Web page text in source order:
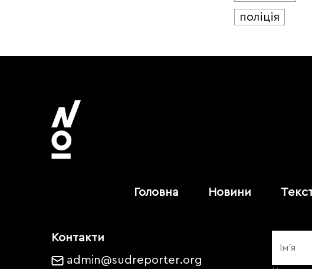
поліція
Головна Новини
Контакти
admin@sudreporter.org